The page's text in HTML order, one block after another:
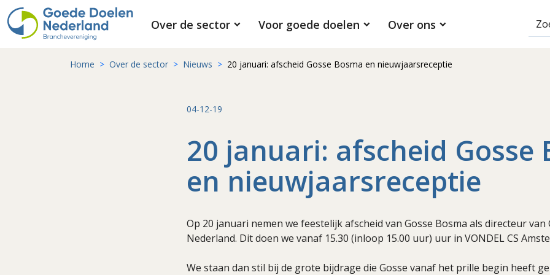
Over de sector Voor goede doelen Over ons
Home Over de sector Nieuws 20 januari: afscheid Gosse Bosma en nieuwjaarsreceptie
04-12-19
20 januari: afscheid Gosse
en nieuwjaarsreceptie
Op 20 januari nemen we feestelijk afscheid van Gosse Bosma als directeur van
Nederland. Dit doen we vanaf 15.30 (inloop 15.00 uur) uur in VONDEL CS
We staan dan stil bij de grote bijdrage die Gosse vanaf het prille begin heeft